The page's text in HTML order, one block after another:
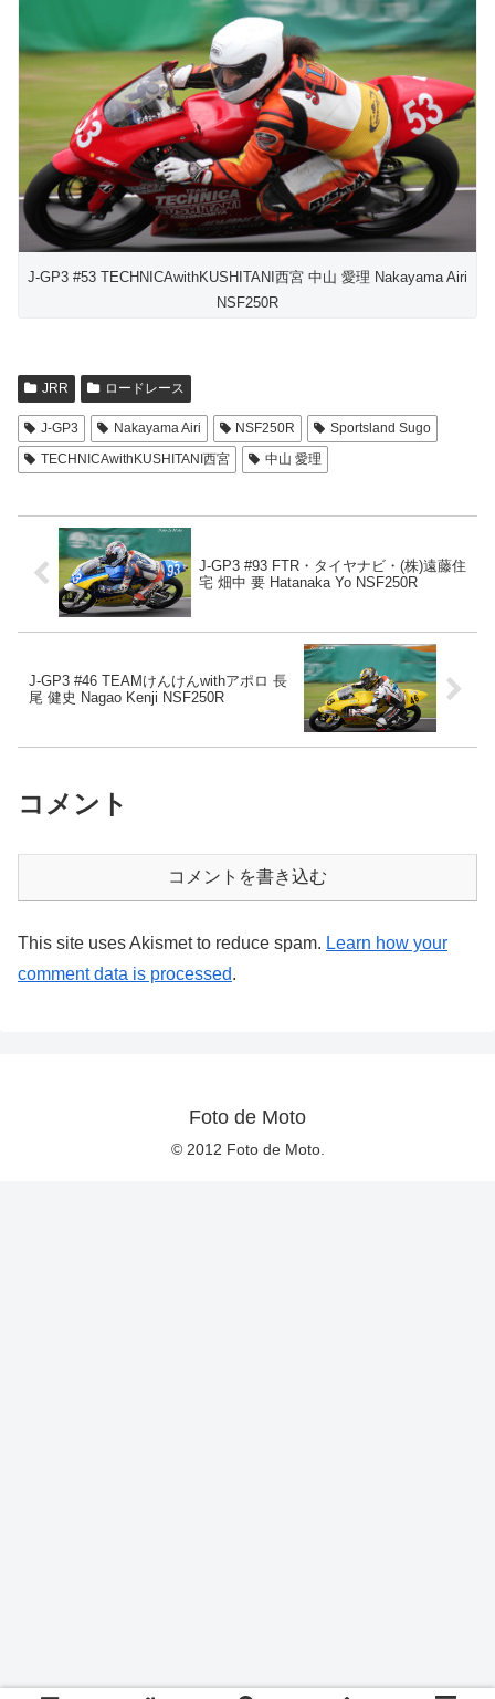
J-GP3 #53 TECHNICAwithKUSHITANI西宮 中山 愛理 Nakayama Airi
NSF250R
JRR ロードレース
J-GP3 Nakayama Airi NSF250R
Sportsland Sugo
TECHNICAwithKUSHITANI西宮
中山 愛理
J-GP3 #93 FTR・タイヤナビ・(株)遠藤住
宅 畑中 要 Hatanaka Yo NSF250R
J-GP3 #46 TEAMけんけんwithアポロ 長
尾 健史 Nagao Kenji NSF250R
コメント
コメントを書き込む
This site uses Akismet to reduce spam. Learn how your
comment data is processed.
Foto de Moto
© 2012 Foto de Moto.